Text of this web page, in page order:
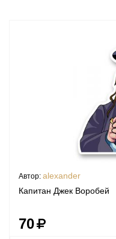
Автор: alexander
Капитан Джек Воробей
70